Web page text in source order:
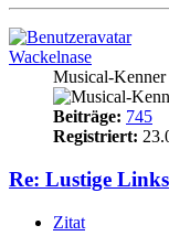
Wackelnase
Musical-Kenner
Beiträge: 745
Registriert:
Re: Lustige Links
Zitat